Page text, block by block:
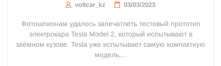
voltcar_kz 03/03/2023
Фотошпионам удалось запечатлеть тестовый прототип
электрокара Tesla Model 2, который испытывают в
заёмном кузове. Tesla уже испытывает самую компактную
модель,...